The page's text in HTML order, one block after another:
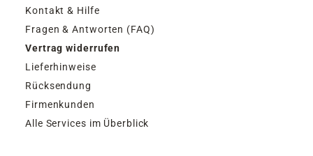
Kontakt & Hilfe
Fragen & Antworten (FAQ)
Vertrag widerrufen
Lieferhinweise
Rücksendung
Firmenkunden
Alle Services im Überblick